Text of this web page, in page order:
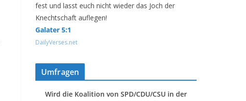
fest und lasst euch nicht wieder das Joch der
Knechtschaft auflegen!
Galater 5:1
DailyVerses.net
Umfragen
Wird die Koalition von SPD/CDU/CSU in der